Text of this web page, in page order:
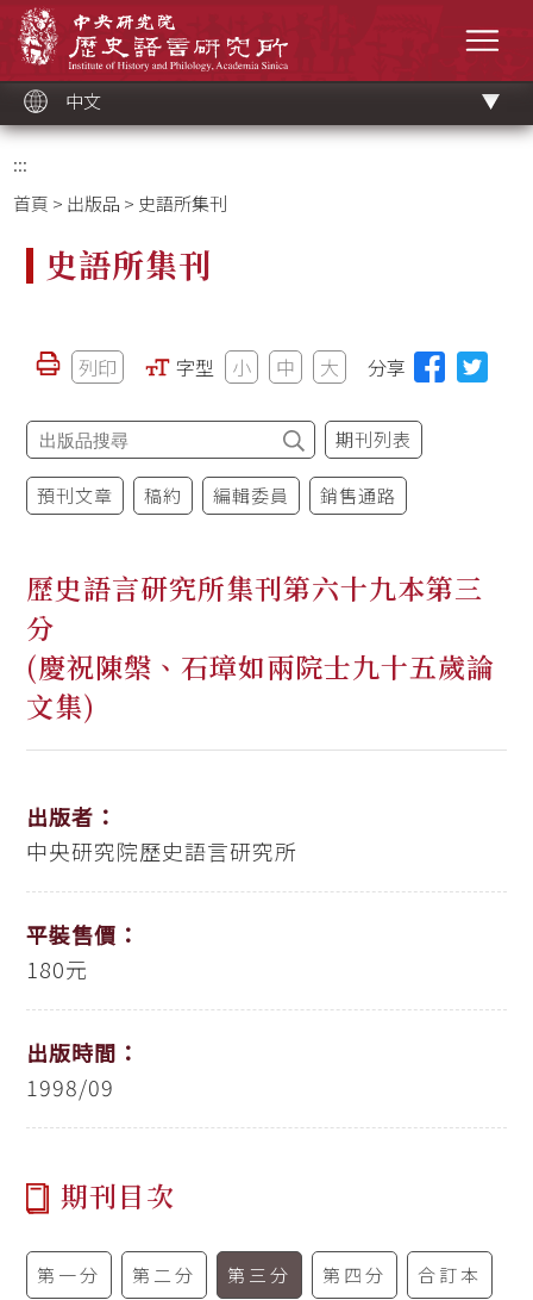
中文
:::
首頁 > 出版品 > 史語所集刊
史語所集刊
列印 字型 小 中 大 分享
期刊列表
預刊文章 稿約 編輯委員 銷售通路
歷史語言研究所集刊第六十九本第三
分
(慶祝陳槃、石璋如兩院士九十五歲論
文集)
出版者：
中央研究院歷史語言研究所
平裝售價：
180元
出版時間：
1998/09
期刊目次
第一分 第二分 第三分 第四分 合訂本